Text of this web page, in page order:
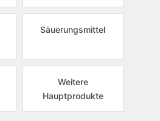
Säuerungsmittel
Weitere
Hauptprodukte